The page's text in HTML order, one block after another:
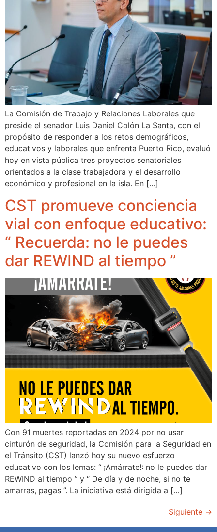
La Comisión de Trabajo y Relaciones Laborales que
preside el senador Luis Daniel Colón La Santa, con el
propósito de responder a los retos demográficos,
educativos y laborales que enfrenta Puerto Rico, evaluó
hoy en vista pública tres proyectos senatoriales
orientados a la clase trabajadora y el desarrollo
económico y profesional en la isla. En […]
CST promueve conciencia
vial con enfoque educativo:
“ Recuerda: no le puedes
dar REWIND al tiempo ”
Con 91 muertes reportadas en 2024 por no usar
cinturón de seguridad, la Comisión para la Seguridad en
el Tránsito (CST) lanzó hoy su nuevo esfuerzo
educativo con los lemas: “ ¡Amárrate!: no le puedes dar
REWIND al tiempo ” y “ De día y de noche, si no te
amarras, pagas ”. La iniciativa está dirigida a […]
Siguiente →